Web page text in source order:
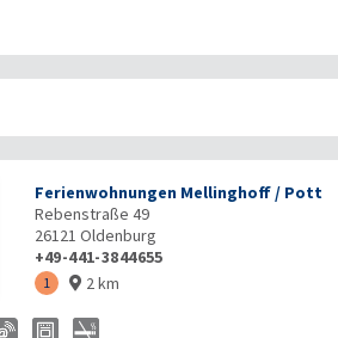
Ferienwohnungen Mellinghoff / Pott
Rebenstraße 49
26121 Oldenburg
+49-441-3844655
1  2 km